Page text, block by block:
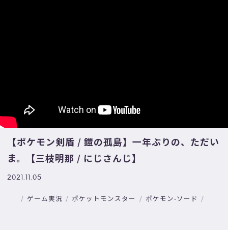
【ポケモン剣盾 / 鎧の孤島】一年ぶりの、ただい
ま。【三枝明那 / にじさんじ】
2021.11.05
ゲーム実況 ポケットモンスター ポケモン-ソード